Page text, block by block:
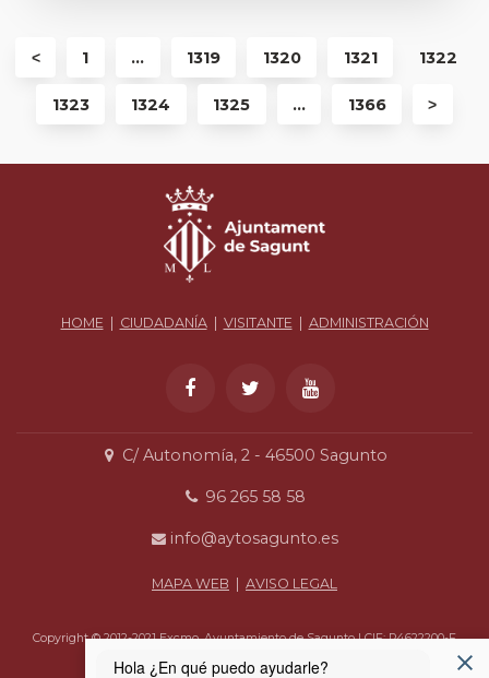
˂ 1 ... 1319 1320 1321 1322
1323 1324 1325 ... 1366 ˃
HOME| CIUDADANÍA| VISITANTE| ADMINISTRACIÓN
C/ Autonomía, 2 - 46500 Sagunto
96 265 58 58
info@aytosagunto.es
MAPA WEB AVISO LEGAL
Copyright © 2012-2021 Excmo. Ayuntamiento de Sagunto | CIF: P4622200-F